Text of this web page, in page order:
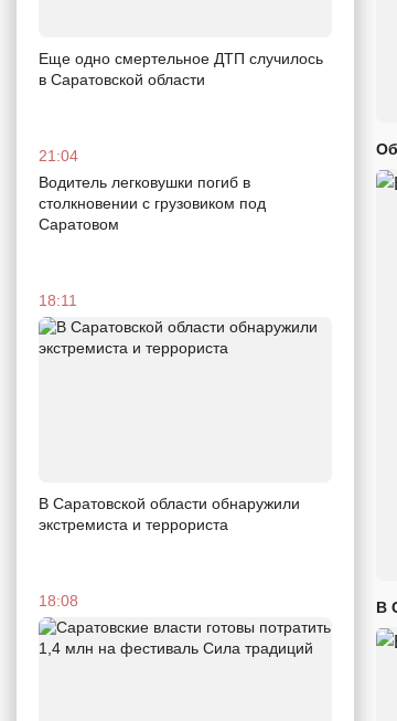
Еще одно смертельное ДТП случилось
в Саратовской области
21:04
Водитель легковушки погиб в
столкновении с грузовиком под
Саратовом
18:11
В Саратовской области обнаружили
экстремиста и террориста
18:08 В